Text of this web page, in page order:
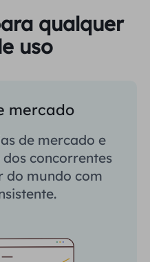
qualquer
uso
mercado
de mercado e
concorrentes
do mundo com